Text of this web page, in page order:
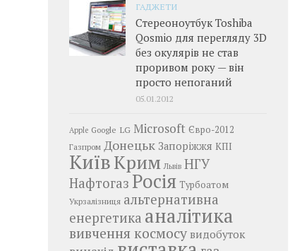
ГАДЖЕТИ
Стереоноутбук Toshiba
Qosmio для перегляду 3D
без окулярів не став
проривом року — він
просто непоганий
05.01.2012
Apple Google LG Microsoft Євро-2012
Газпром Донецьк Запоріжжя КПІ
КиївКрим Львів НГУ
Нафтогаз Росія Турбоатом
Укрзалізниця альтернативна
енергетика аналітика
вивчення космосу видобуток